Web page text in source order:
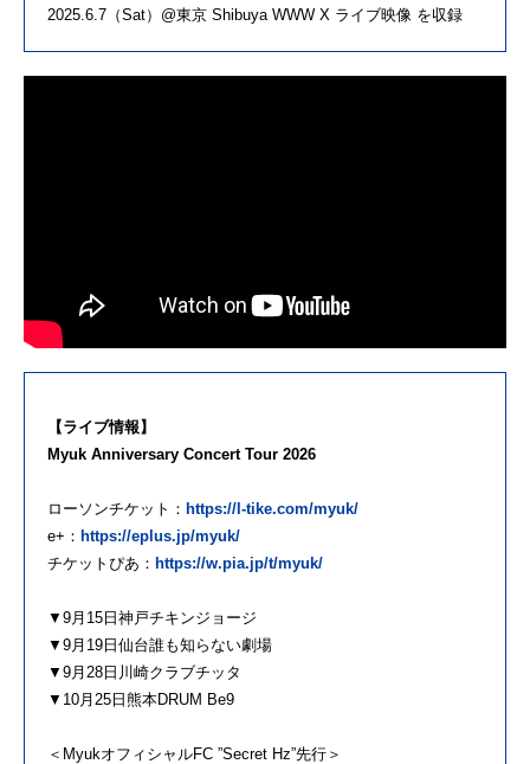
2025.6.7（Sat）@東京 Shibuya WWW X ライブ映像 を収録
【ライブ情報】
Myuk Anniversary Concert Tour 2026
ローソンチケット： https://l-tike.com/myuk/
e+： https://eplus.jp/myuk/
チケットぴあ： https://w.pia.jp/t/myuk/
▼9月15日神戸チキンジョージ
▼9月19日仙台誰も知らない劇場
▼9月28日川崎クラブチッタ
▼10月25日熊本DRUM Be9
＜MyukオフィシャルFC ”Secret Hz”先行＞